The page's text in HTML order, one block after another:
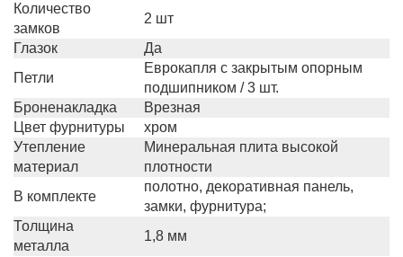
Количество
замков
2 шт
Глазок
Да
Петли
Еврокапля с закрытым опорным
подшипником / 3 шт.
Броненакладка
Врезная
Цвет фурнитуры
хром
Утепление
материал
Минеральная плита высокой
плотности
В комплекте
полотно, декоративная панель,
замки, фурнитура;
Толщина
металла
1,8 мм